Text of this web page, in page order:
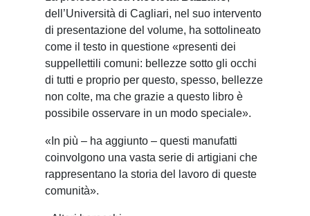
dell’Università di Cagliari, nel suo intervento
di presentazione del volume, ha sottolineato
come il testo in questione «presenti dei
suppellettili comuni: bellezze sotto gli occhi
di tutti e proprio per questo, spesso, bellezze
non colte, ma che grazie a questo libro è
possibile osservare in un modo speciale».
«In più – ha aggiunto – questi manufatti
coinvolgono una vasta serie di artigiani che
rappresentano la storia del lavoro di queste
comunità».